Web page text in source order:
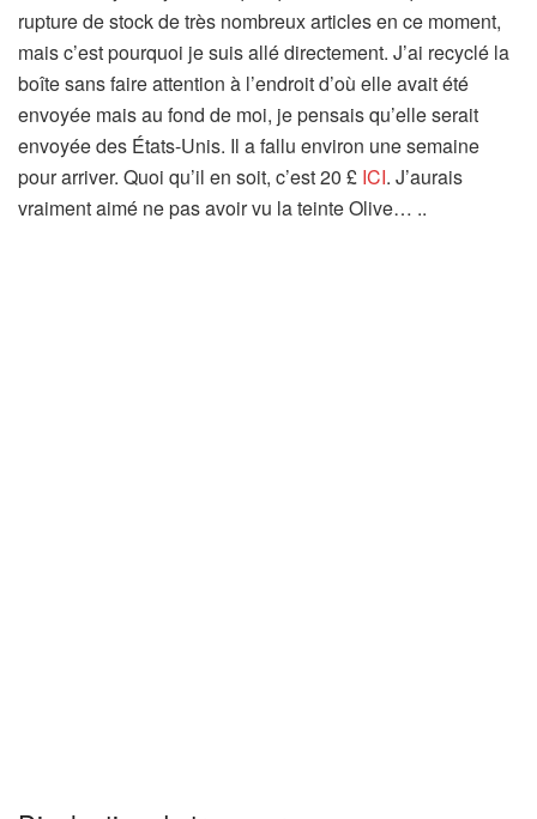
rupture de stock de très nombreux articles en ce moment,
mais c’est pourquoi je suis allé directement. J’ai recyclé la
boîte sans faire attention à l’endroit d’où elle avait été
envoyée mais au fond de moi, je pensais qu’elle serait
envoyée des États-Unis. Il a fallu environ une semaine
pour arriver. Quoi qu’il en soit, c’est 20 £ ICI. J’aurais
vraiment aimé ne pas avoir vu la teinte Olive… ..